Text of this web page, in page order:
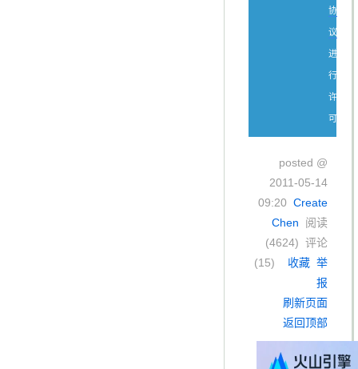
协
议
进
行
许
可。
posted @
2011-05-14
09:20 Create
Chen 阅读
(4624) 评论
(15) 收藏 举
报
刷新页面
返回顶部